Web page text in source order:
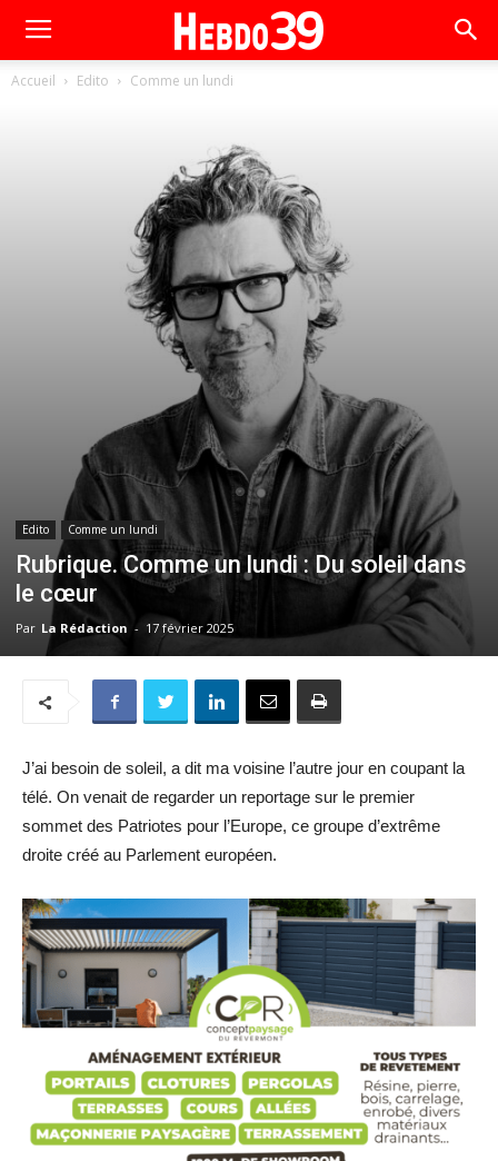
Accueil Edito Comme un lundi
Edito Comme un lundi
Rubrique. Comme un lundi : Du soleil dans
le cœur
Par La Rédaction - 17 février 2025
J’ai besoin de soleil, a dit ma voisine l’autre jour en coupant la
télé. On venait de regarder un reportage sur le premier
sommet des Patriotes pour l’Europe, ce groupe d’extrême
droite créé au Parlement européen.